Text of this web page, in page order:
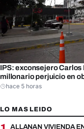
IPS: exconsejero
millonario perjuicio en
hace 5 horas
LO MAS LEIDO
ALLANAN VIVIENDA